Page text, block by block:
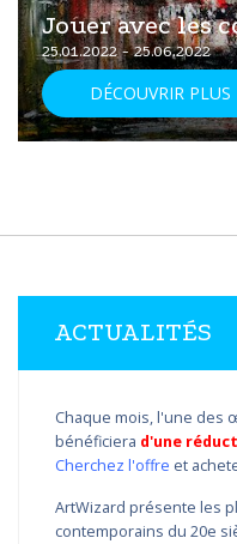
Jouer avec les
25.01.2022 - 25.06.2022
DÉCOUVRIR PLUS
ACTUALITÉS
Chaque mois, l'une des
bénéficiera d'une
Cherchez l'offre et
ArtWizard présente les
contemporains du 20e